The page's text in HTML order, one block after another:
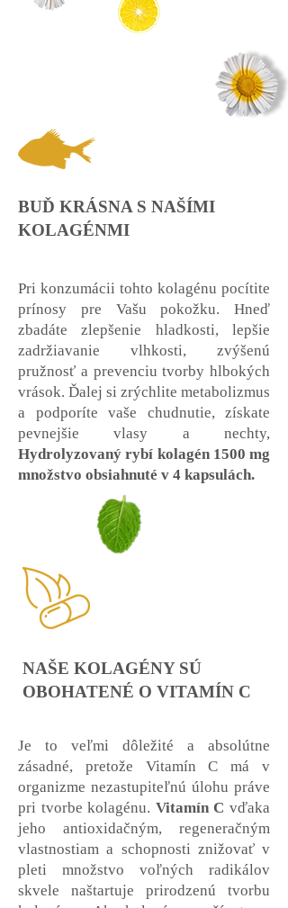
BUĎ KRÁSNA S NAŠÍMI
KOLAGÉNMI
Pri konzumácii tohto kolagénu pocítite
prínosy pre Vašu pokožku. Hneď
zbadáte zlepšenie hladkosti, lepšie
zadržiavanie vlhkosti, zvýšenú
pružnosť a prevenciu tvorby hlbokých
vrások. Ďalej si zrýchlite metabolizmus
a podporíte vaše chudnutie, získate
pevnejšie vlasy a nechty,
Hydrolyzovaný rybí kolagén 1500 mg
množstvo obsiahnuté v 4 kapsulách.
NAŠE KOLAGÉNY SÚ
OBOHATENÉ O VITAMÍN C
Je to veľmi dôležité a absolútne
zásadné, pretože Vitamín C má v
organizme nezastupiteľnú úlohu práve
pri tvorbe kolagénu. Vitamín C vďaka
jeho antioxidačným, regeneračným
vlastnostiam a schopnosti znižovať v
pleti množstvo voľných radikálov
skvele naštartuje prirodzenú tvorbu